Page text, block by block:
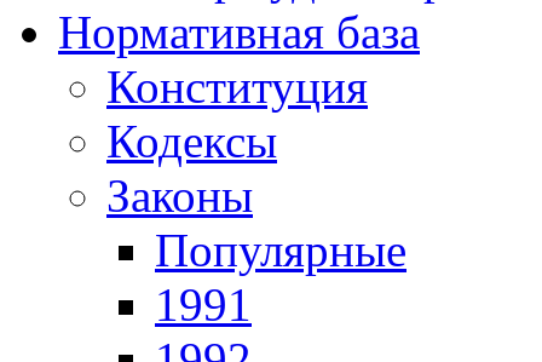
Нормативная база
Конституция
Кодексы
Законы
Популярные
1991